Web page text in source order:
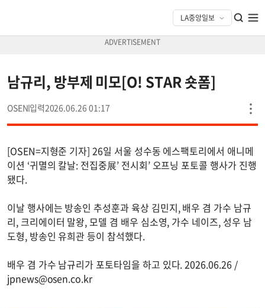
남규리, 방부제 미모[O! STAR 숏폼]
OSEN 2026.06.26 01:17
[OSEN=지형준 기자] 26일 서울 성수동 에스팩토리에서 애니메
이션 ‘귀멸의 칼날: 전집중展’ 전시회’ 오프닝 포토콜 행사가 진행
됐다.
이날 행사에는 방송인 추성훈과 육상 김민지, 배우 겸 가수 남규
리, 크리에이터 말왕, 모델 겸 배우 심소영, 가수 네이즈, 성우 남
도형, 방송인 유희관 등이 참석했다.
배우 겸 가수 남규리가 포토타임을 하고 있다. 2026.06.26 /
jpnews@osen.co.kr